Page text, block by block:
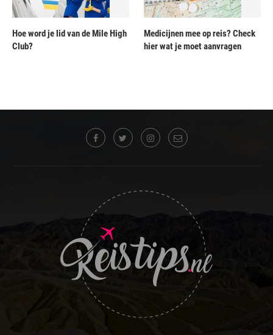
Hoe word je lid van de Mile High
Club?
Medicijnen mee op reis? Check
hier wat je moet aanvragen